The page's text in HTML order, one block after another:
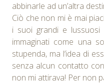
abbinarle ad un’altra
Ciò che non mi è mai
i suoi grandi e
immaginati come una
stupenda, ma l’idea di
senza alcun contatto
non mi attirava! Per non